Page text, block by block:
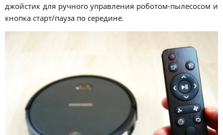
джойстик для ручного управления роботом-пылесосом и
кнопка старт/пауза по середине.